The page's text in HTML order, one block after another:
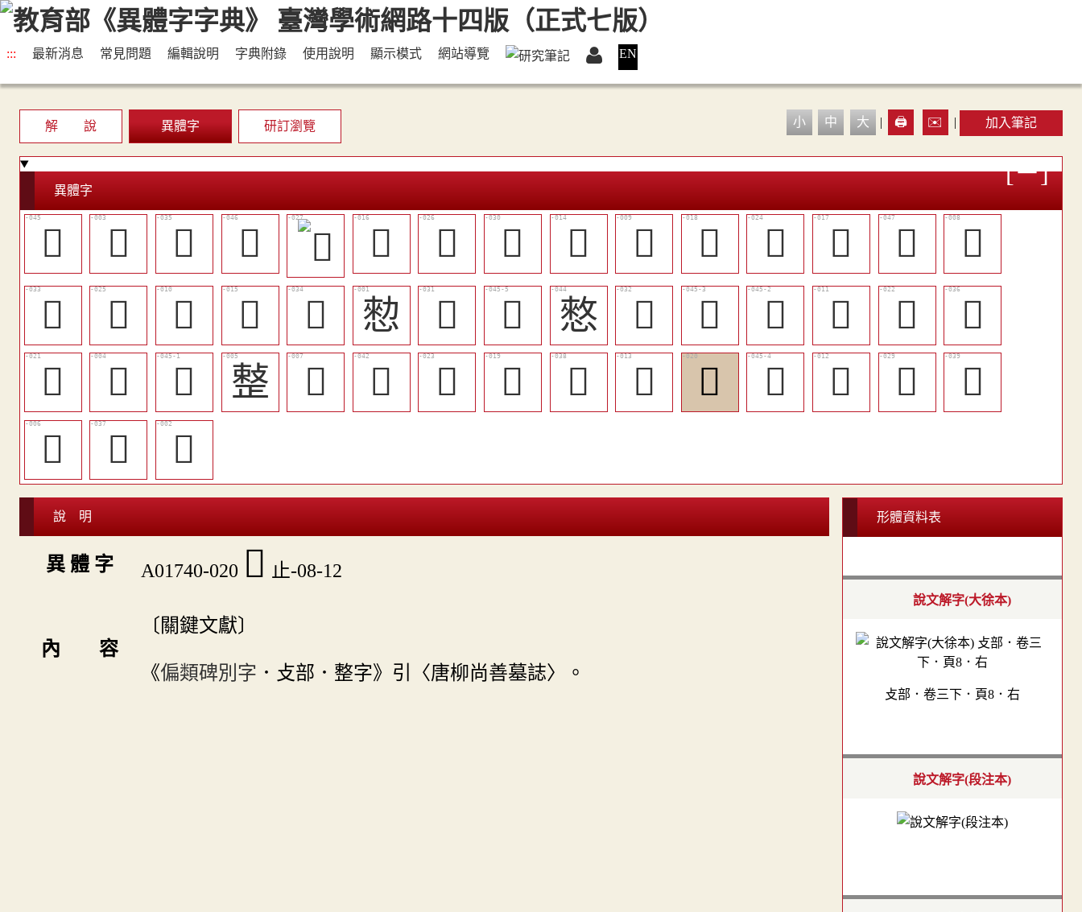
::: 最新消息 常見問題 編輯說明 字典附錄 使用說明 顯示模式 網站導覽 EN
解 說 異體字 研訂瀏覽 小 中 大 | 🖨️ ✉️ | 加入筆記
異體字
󲠘 󲟷 𠢦 󲠞 󲠁 󲠋 󲠎 󲟿 󲟺 󲠃 󲠉 󲠂 𢝗
󲟹
󲠑
󲠊 󲟻 󲠀 󲠒 愸 󲠏 󲠝 憗 󲠐 󲠛 󲠚 󲟼 󲠇
󲠓
󲠆
𢿋 󲠙 𢿫 󲟸 󲠗 󲠈 󲠄 󲠕 󲟾 󲠅 󲠜 󲟽 󲠍
󲠖
𣦔
󲠔 󲟶
說 明
異 體 字 A01740-020 󲠅 止-08-12
內 容
〔關鍵文獻〕
《偏類碑別字 ．攴部．整字》引〈唐柳尚善墓誌〉。
形體資料表
說文解字(大徐本)
攴部．卷三下．頁8．右
說文解字(段注本)